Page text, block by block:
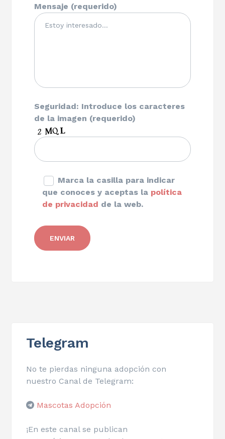
Mensaje (requerido)
Seguridad: Introduce los caracteres
de la imagen (requerido)
Marca la casilla para indicar
que conoces y aceptas la política
de privacidad de la web.
Telegram
No te pierdas ninguna adopción con
nuestro Canal de Telegram:
Mascotas Adopción
¡En este canal se publican